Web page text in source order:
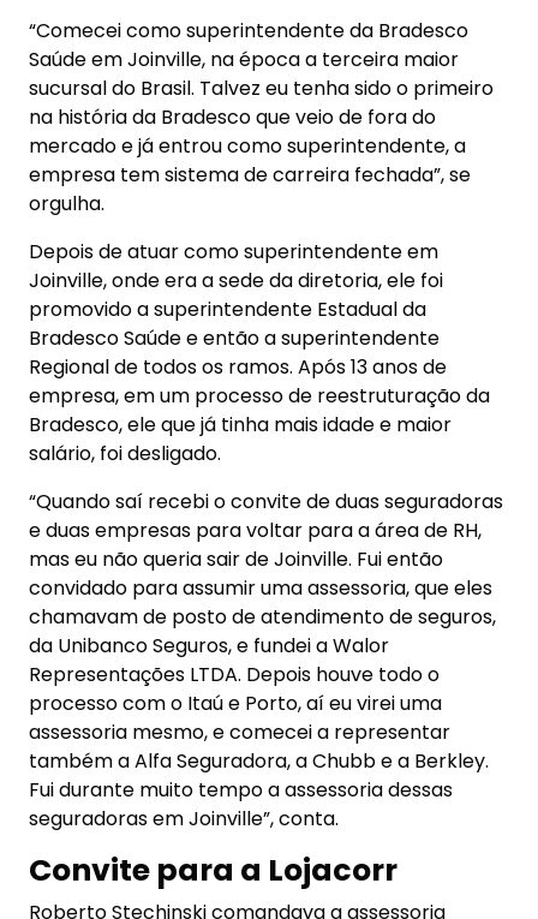
“Comecei como superintendente da Bradesco
Saúde em Joinville, na época a terceira maior
sucursal do Brasil. Talvez eu tenha sido o primeiro
na história da Bradesco que veio de fora do
mercado e já entrou como superintendente, a
empresa tem sistema de carreira fechada”, se
orgulha.
Depois de atuar como superintendente em
Joinville, onde era a sede da diretoria, ele foi
promovido a superintendente Estadual da
Bradesco Saúde e então a superintendente
Regional de todos os ramos. Após 13 anos de
empresa, em um processo de reestruturação da
Bradesco, ele que já tinha mais idade e maior
salário, foi desligado.
“Quando saí recebi o convite de duas seguradoras
e duas empresas para voltar para a área de RH,
mas eu não queria sair de Joinville. Fui então
convidado para assumir uma assessoria, que eles
chamavam de posto de atendimento de seguros,
da Unibanco Seguros, e fundei a Walor
Representações LTDA. Depois houve todo o
processo com o Itaú e Porto, aí eu virei uma
assessoria mesmo, e comecei a representar
também a Alfa Seguradora, a Chubb e a Berkley.
Fui durante muito tempo a assessoria dessas
seguradoras em Joinville”, conta.
Convite para a Lojacorr
Roberto Stechinski comandava a assessoria